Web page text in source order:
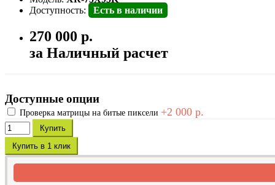
Доступность:
Есть в наличии
270 000 р.
за Наличный расчет
Доступные опции
Проверка матрицы на битые пиксели +2 000 р.
Купить
Купить в 1 клик